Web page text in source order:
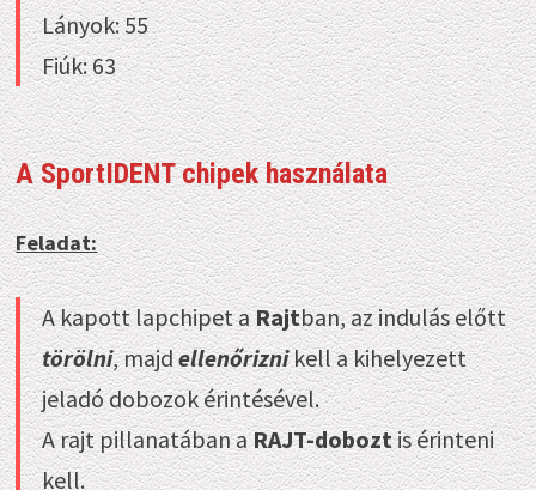
Lányok: 55
Fiúk: 63
A SportIDENT chipek használata
Feladat:
A kapott lapchipet aRajtban, az indulás előtt
törölni, majdellenőriznikell a kihelyezett
jeladó dobozok érintésével.
A rajt pillanatában aRAJT-doboztis érinteni
kell.